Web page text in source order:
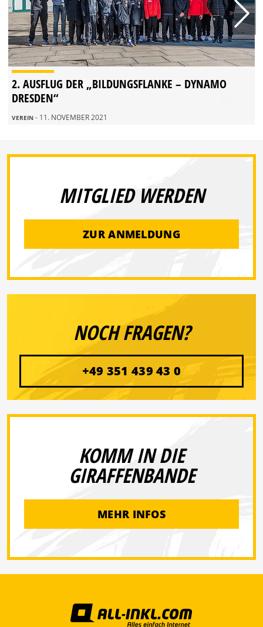
2. AUSFLUG DER „BILDUNGSFLANKE – DYNAMO
DRESDEN“
VEREIN - 11. NOVEMBER 2021
MITGLIED WERDEN
ZUR ANMELDUNG
NOCH FRAGEN?
+49 351 439 43 0
KOMM IN DIE
GIRAFFENBANDE
MEHR INFOS